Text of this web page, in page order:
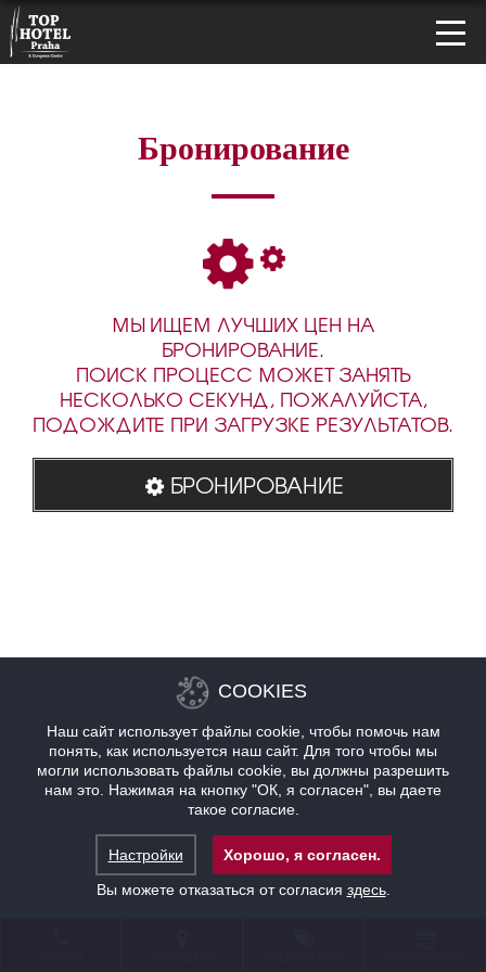
Бронирование
МЫ ИЩЕМ ЛУЧШИХ ЦЕН НА
БРОНИРОВАНИЕ.
ПОИСК ПРОЦЕСС МОЖЕТ ЗАНЯТЬ
НЕСКОЛЬКО СЕКУНД, ПОЖАЛУЙСТА,
ПОДОЖДИТЕ ПРИ ЗАГРУЗКЕ РЕЗУЛЬТАТОВ.
БРОНИРОВАНИЕ
COOKIES
Наш сайт использует файлы cookie, чтобы помочь нам
понять, как используется наш сайт. Для того чтобы мы
могли использовать файлы cookie, вы должны разрешить
нам это. Нажимая на кнопку "ОК, я согласен", вы даете
такое согласие.
Настройки
Хорошо, я согласен.
Вы можете отказаться от согласия здесь.